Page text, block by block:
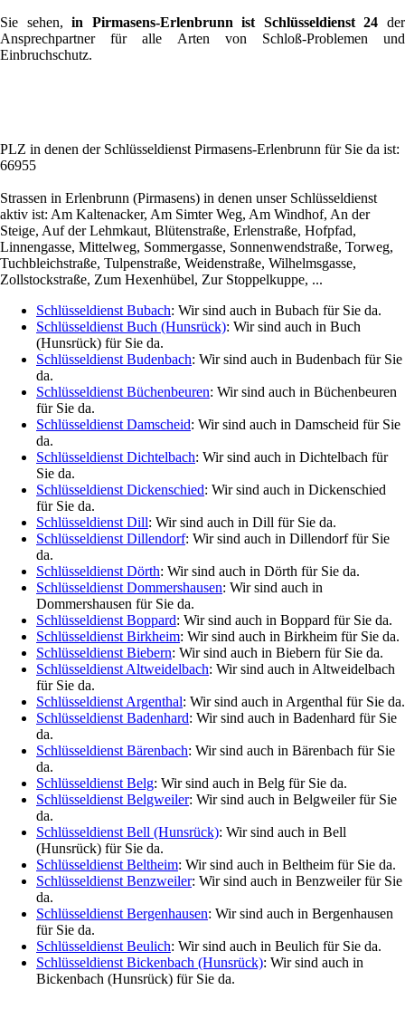
Sie sehen,in Pirmasens-Erlenbrunn ist Schlüsseldienst 24 der
Ansprechpartner für alle Arten von Schloß-Problemen und
Einbruchschutz.
PLZ in denen der Schlüsseldienst Pirmasens-Erlenbrunn für Sie da ist:
66955
Strassen in Erlenbrunn (Pirmasens) in denen unser Schlüsseldienst
aktiv ist: Am Kaltenacker, Am Simter Weg, Am Windhof, An der
Steige, Auf der Lehmkaut, Blütenstraße, Erlenstraße, Hofpfad,
Linnengasse, Mittelweg, Sommergasse, Sonnenwendstraße, Torweg,
Tuchbleichstraße, Tulpenstraße, Weidenstraße, Wilhelmsgasse,
Zollstockstraße, Zum Hexenhübel, Zur Stoppelkuppe, ...
Schlüsseldienst Bubach: Wir sind auch in Bubach für Sie da.
Schlüsseldienst Buch (Hunsrück): Wir sind auch in Buch
(Hunsrück) für Sie da.
Schlüsseldienst Budenbach: Wir sind auch in Budenbach für Sie
da.
Schlüsseldienst Büchenbeuren: Wir sind auch in Büchenbeuren
für Sie da.
Schlüsseldienst Damscheid: Wir sind auch in Damscheid für Sie
da.
Schlüsseldienst Dichtelbach: Wir sind auch in Dichtelbach für
Sie da.
Schlüsseldienst Dickenschied: Wir sind auch in Dickenschied
für Sie da.
Schlüsseldienst Dill: Wir sind auch in Dill für Sie da.
Schlüsseldienst Dillendorf: Wir sind auch in Dillendorf für Sie
da.
Schlüsseldienst Dörth: Wir sind auch in Dörth für Sie da.
Schlüsseldienst Dommershausen: Wir sind auch in
Dommershausen für Sie da.
Schlüsseldienst Boppard: Wir sind auch in Boppard für Sie da.
Schlüsseldienst Birkheim: Wir sind auch in Birkheim für Sie da.
Schlüsseldienst Biebern: Wir sind auch in Biebern für Sie da.
Schlüsseldienst Altweidelbach: Wir sind auch in Altweidelbach
für Sie da.
Schlüsseldienst Argenthal: Wir sind auch in Argenthal für Sie da.
Schlüsseldienst Badenhard: Wir sind auch in Badenhard für Sie
da.
Schlüsseldienst Bärenbach: Wir sind auch in Bärenbach für Sie
da.
Schlüsseldienst Belg: Wir sind auch in Belg für Sie da.
Schlüsseldienst Belgweiler: Wir sind auch in Belgweiler für Sie
da.
Schlüsseldienst Bell (Hunsrück): Wir sind auch in Bell
(Hunsrück) für Sie da.
Schlüsseldienst Beltheim: Wir sind auch in Beltheim für Sie da.
Schlüsseldienst Benzweiler: Wir sind auch in Benzweiler für Sie
da.
Schlüsseldienst Bergenhausen: Wir sind auch in Bergenhausen
für Sie da.
Schlüsseldienst Beulich: Wir sind auch in Beulich für Sie da.
Schlüsseldienst Bickenbach (Hunsrück): Wir sind auch in
Bickenbach (Hunsrück) für Sie da.